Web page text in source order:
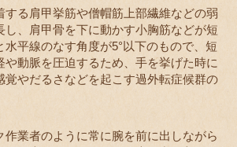
する肩甲挙筋や僧帽筋上部繊維などの弱
し、肩甲骨を下に動かす小胸筋などが短
水平線のなす角度が5°以下のもので、短
や動脈を圧迫するため、手を挙げた時に
覚やだるさなどを起こす過外転症候群の
作業者のように常に腕を前に出しながら